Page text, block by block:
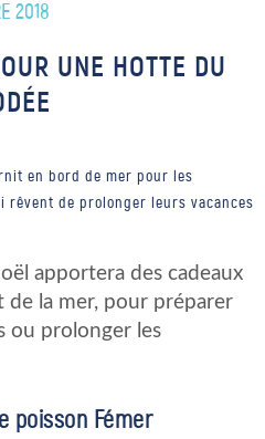
2018
UNE HOTTE DU
en bord de mer pour les
rêvent de prolonger leurs vacances
apportera des cadeaux
de la mer, pour préparer
ou prolonger les
poisson Fémer